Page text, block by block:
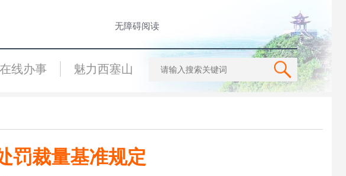
无障碍阅读
在线办事 魅力西塞山
罚裁量基准规定